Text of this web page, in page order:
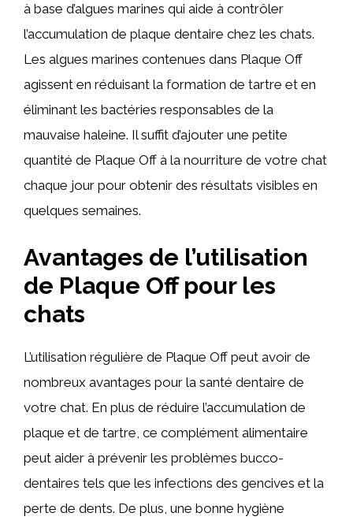
à base d’algues marines qui aide à contrôler
l’accumulation de plaque dentaire chez les chats.
Les algues marines contenues dans Plaque Off
agissent en réduisant la formation de tartre et en
éliminant les bactéries responsables de la
mauvaise haleine. Il suffit d’ajouter une petite
quantité de Plaque Off à la nourriture de votre chat
chaque jour pour obtenir des résultats visibles en
quelques semaines.
Avantages de l’utilisation
de Plaque Off pour les
chats
L’utilisation régulière de Plaque Off peut avoir de
nombreux avantages pour la santé dentaire de
votre chat. En plus de réduire l’accumulation de
plaque et de tartre, ce complément alimentaire
peut aider à prévenir les problèmes bucco-
dentaires tels que les infections des gencives et la
perte de dents. De plus, une bonne hygiène